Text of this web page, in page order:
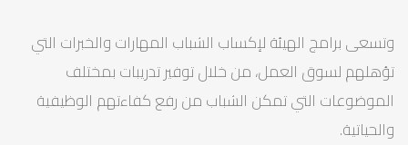
وتسعى برامج الهيئة لإكساب الشباب المهارات والخبرات التي
تؤهلهم لسوق العمل، من خلال توفير تدريبات بمختلف
الموضوعات التي تمكن الشباب من رفع كفاءتهم الوظيفية
والحياتية.